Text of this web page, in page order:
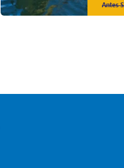
Antes